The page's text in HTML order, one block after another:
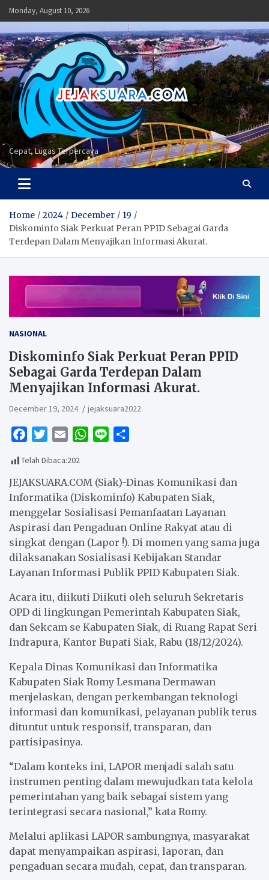
Skip
to
content
Monday, August 10, 2026
Cepat, Lugas Terpercaya
Home 2024 December
19
Diskominfo Siak Perkuat Peran PPID Sebagai Garda
Terdepan Dalam Menyajikan Informasi Akurat.
NASIONAL
Diskominfo Siak Perkuat Peran PPID
Sebagai Garda Terdepan Dalam
Menyajikan Informasi Akurat.
December 19, 2024 jejaksuara2022
c
e
b
o
o
k
i
t
t
e
r
a
i
l
W
t
s
A
p
p
e
r
e
Telah Dibaca:202
JEJAKSUARA.COM (Siak)-Dinas Komunikasi dan
Informatika (Diskominfo) Kabupaten Siak,
menggelar Sosialisasi Pemanfaatan Layanan
Aspirasi dan Pengaduan Online Rakyat atau di
singkat dengan (Lapor !). Di momen yang sama juga
dilaksanakan Sosialisasi Kebijakan Standar
Layanan Informasi Publik PPID Kabupaten Siak.
Acara itu, diikuti Diikuti oleh seluruh Sekretaris
OPD di lingkungan Pemerintah Kabupaten Siak,
dan Sekcam se Kabupaten Siak, di Ruang Rapat Seri
Indrapura, Kantor Bupati Siak, Rabu (18/12/2024).
Kepala Dinas Komunikasi dan Informatika
Kabupaten Siak Romy Lesmana Dermawan
menjelaskan, dengan perkembangan teknologi
informasi dan komunikasi, pelayanan publik terus
dituntut untuk responsif, transparan, dan
partisipasinya.
“Dalam konteks ini, LAPOR menjadi salah satu
instrumen penting dalam mewujudkan tata kelola
pemerintahan yang baik sebagai sistem yang
terintegrasi secara nasional,” kata Romy.
Melalui aplikasi LAPOR sambungnya, masyarakat
dapat menyampaikan aspirasi, laporan, dan
pengaduan secara mudah, cepat, dan transparan.